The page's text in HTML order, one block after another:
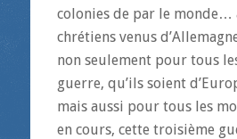
colonies de par le monde…
chrétiens venus
non seulement pour tous
guerre, qu’ils soient
mais aussi pour tous les
en cours, cette troisième